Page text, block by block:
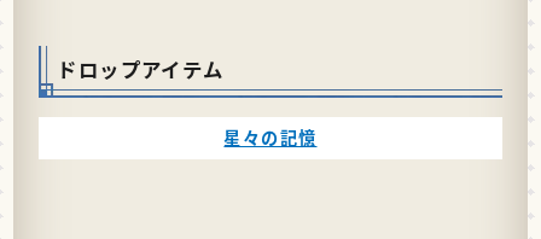
ドロップアイテム
星々の記憶